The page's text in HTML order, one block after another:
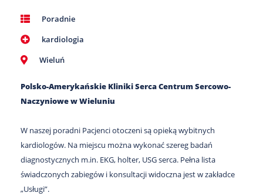
Poradnie
kardiologia
Wieluń
Polsko-Amerykańskie Kliniki Serca Centrum Sercowo-
Naczyniowe w Wieluniu
W naszej poradni Pacjenci otoczeni są opieką wybitnych
kardiologów. Na miejscu można wykonać szereg badań
diagnostycznych m.in. EKG, holter, USG serca. Pełna lista
świadczonych zabiegów i konsultacji widoczna jest w zakładce
„Usługi”.